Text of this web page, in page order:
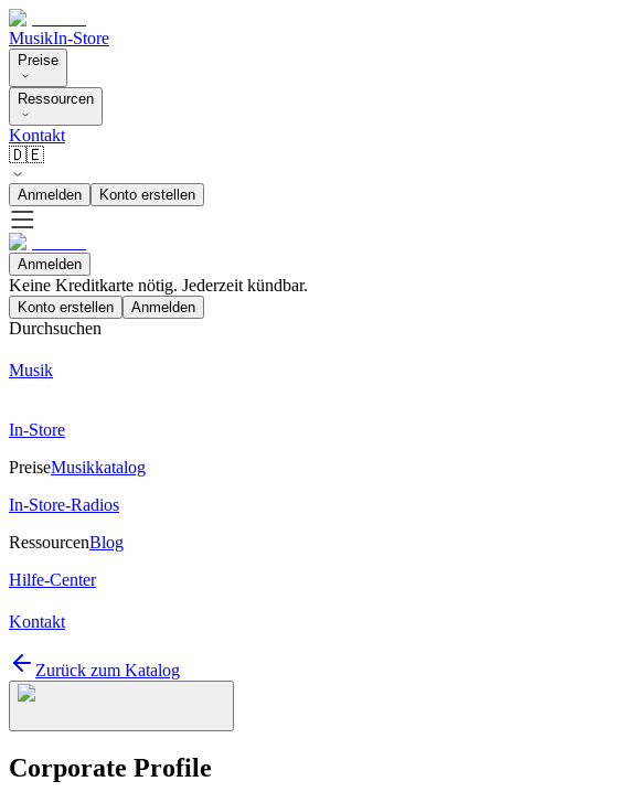
MusikIn-Store
Preise
Ressourcen
Kontakt
🇩🇪
Anmelden Konto erstellen
Anmelden
Keine Kreditkarte nötig. Jederzeit kündbar.
Konto erstellen Anmelden
Durchsuchen
Musik
In-Store
PreiseMusikkatalog
In-Store-Radios
RessourcenBlog
Hilfe-Center
Kontakt
Zurück zum Katalog
Corporate Profile